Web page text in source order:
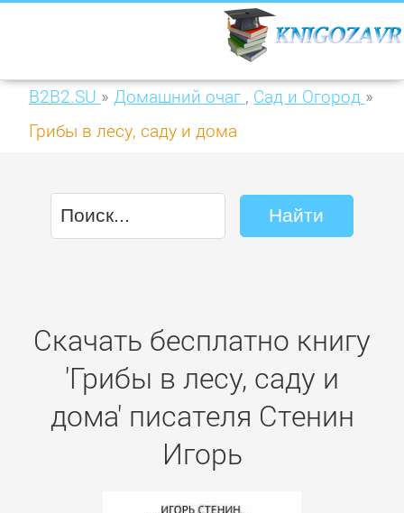
B2B2.SU » Домашний очаг , Сад и Огород »
Грибы в лесу, саду и дома
Скачать бесплатно книгу
'Грибы в лесу, саду и
дома' писателя Стенин
Игорь